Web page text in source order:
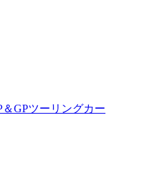
GPツーリングカー